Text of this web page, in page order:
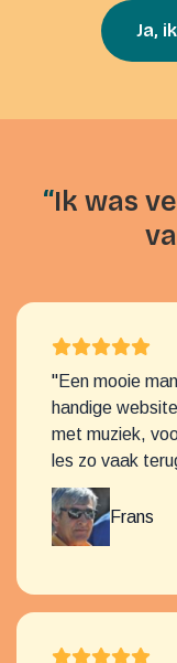
Ja,
“Ik was
"Een mooie
handige
met muziek,
les zo vaak
Frans